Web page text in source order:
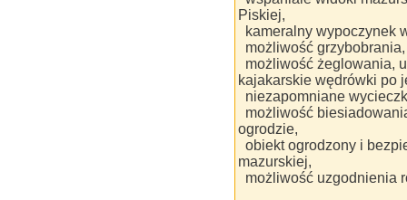
Piskiej,
kameralny wypoczynek
możliwość
możliwość żeglowania,
kajakarskie wędrówki po
niezapomniane
możliwość
ogrodzie,
obiekt ogrodzony i
mazurskiej,
możliwość uzgodnienia